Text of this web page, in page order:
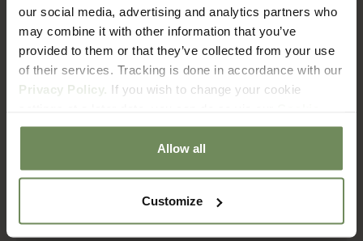
our social media, advertising and analytics partners who
may combine it with other information that you’ve
provided to them or that they’ve collected from your use
of their services. Tracking is done in accordance with our
Privacy Policy. If you wish to change your cookie
Policypage.
Allow all
Customize
Over onze producten
Zijn de kunstplanten geschikt voor buiten?
Hoe onderhoud ik mijn kunstplant?